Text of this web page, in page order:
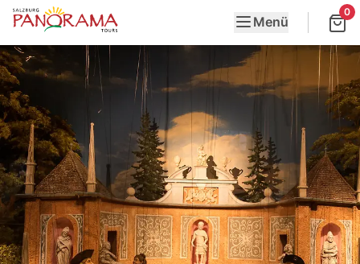
Menü
0